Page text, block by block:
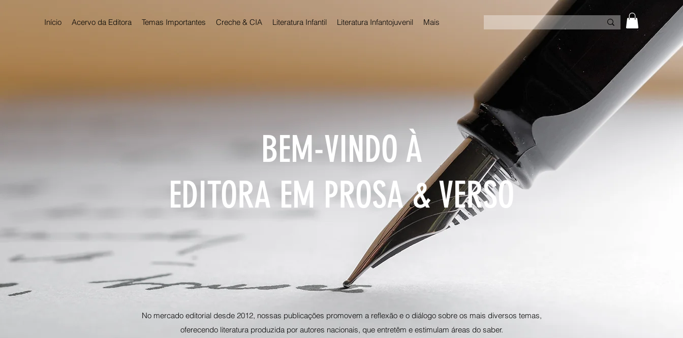
Início Acervo da Editora Temas Importantes Creche & CIA Literatura Infantil Literatura Infantojuvenil Mais
BEM-VINDO À
EDITORA EM PROSA & VERSO
No mercado editorial desde 2012, nossas publicações promovem a reflexão e o diálogo sobre os mais diversos temas,
oferecendo literatura produzida por autores nacionais, que entretêm e estimulam áreas do saber.